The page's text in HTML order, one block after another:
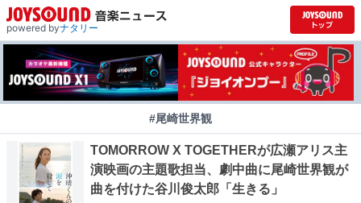
powered byナタリー
#尾崎世界観
TOMORROW X TOGETHERが広瀬アリス主
演映画の主題歌担当、劇中曲に尾崎世界観が
曲を付けた谷川俊太郎「生きる」